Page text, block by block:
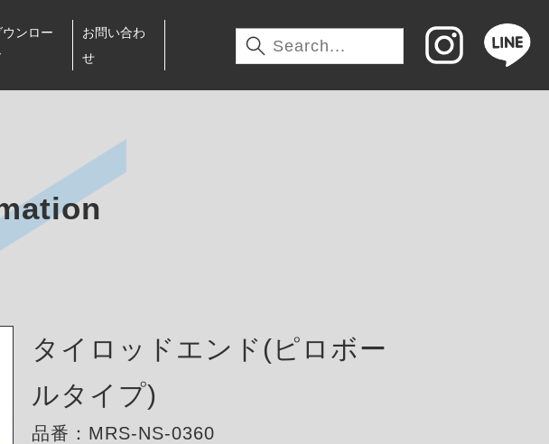
ウンロー
お問い合わ
せ
タイロッドエンド(ピロボー
ルタイプ)
品番：MRS-NS-0360